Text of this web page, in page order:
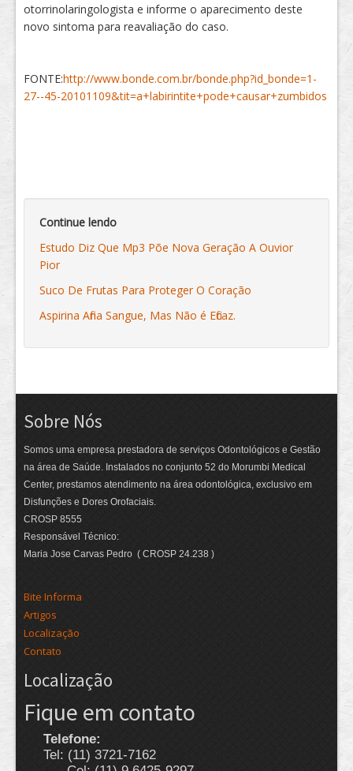
otorrinolaringologista e informe o aparecimento deste
novo sintoma para reavaliação do caso.
FONTE:http://www.bonde.com.br/bonde.php?id_bonde=1-
27--45-20101109&tit=a+labirintite+pode+causar+zumbidos
Continue lendo
Estudo Diz Que Mp3 Põe Nova Geração A Ouvior
Pior
Suco De Frutas Para Proteger O Coração
Aspirina Afina Sangue, Mas Não é Eficaz.
Sobre Nós
Somos uma empresa prestadora de serviços Odontológicos e Gestão
na área de Saúde. Instalados no conjunto 52 do Morumbi Medical
Center, prestamos atendimento na área odontológica, exclusivo em
Disfunções e Dores Orofaciais.
CROSP 8555
Responsável Técnico:
Maria Jose Carvas Pedro ( CROSP 24.238 )
Bite Informa
Artigos
Localização
Contato
Localização
Fique em contato
Telefone:
Tel: (11) 3721-7162